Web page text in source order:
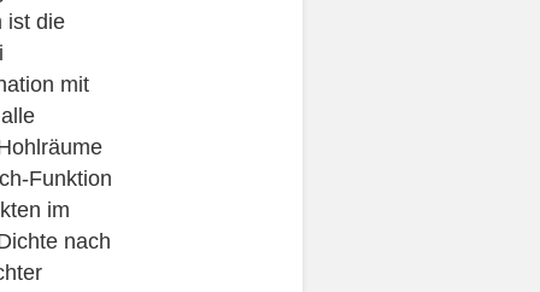
ist die
mit
Funktion
im
nach